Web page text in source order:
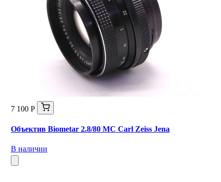
7 100 Р
Объектив Biometar 2.8/80 MC Carl Zeiss Jena
В наличии